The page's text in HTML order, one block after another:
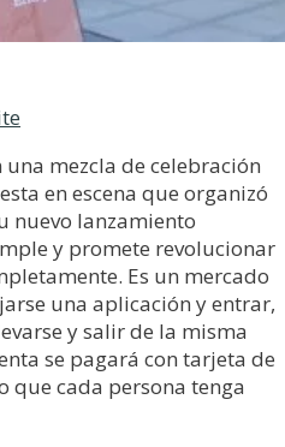
mezcla de celebración
en escena que organizó
nuevo lanzamiento
y promete revolucionar
Es un mercado
una aplicación y entrar,
y salir de la misma
se pagará con tarjeta de
que cada persona tenga